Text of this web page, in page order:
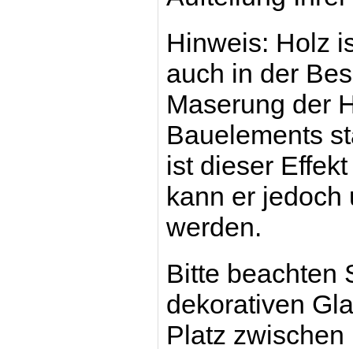
Hinweis: Holz
auch in der
Maserung der
Bauelements
ist dieser
kann er jedoch
werden.
Bitte beachten
dekorativen
Platz